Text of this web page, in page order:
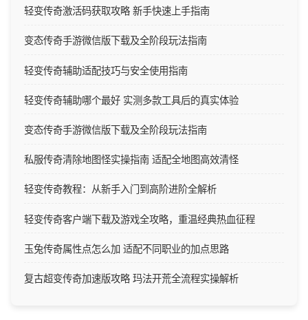
轻变传奇激活码获取攻略 新手快速上手指南
变态传奇手游微信版下载及全阶段玩法指南
轻变传奇辅助适配技巧与安全使用指南
轻变传奇辅助哪个最好 实测多款工具后的真实体验
变态传奇手游微信版下载及全阶段玩法指南
私服传奇清除地图怪实操指南 适配全地图高效清怪
轻变传奇教程：从新手入门到高阶进阶全解析
轻变传奇客户端下载及游戏全攻略，重温经典热血征程
玉兔传奇属性点怎么加 适配不同职业的加点思路
复古超变传奇加速版攻略 玛法开荒全流程实操解析